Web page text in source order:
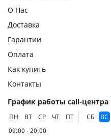
О Нас
Доставка
Гарантии
Оплата
Как купить
Контакты
График работы call-центра
ПН ВТ СР ЧТ ПТ СБ
ВС
09:00 - 20:00